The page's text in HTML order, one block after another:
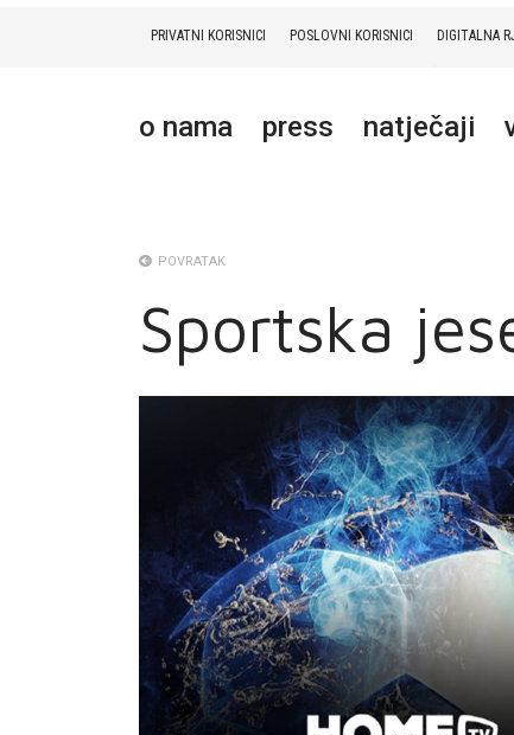
PRIVATNI KORISNICI POSLOVNI KORISNICI DIGITALNA
o nama press natječaji
TELEFONSKI IMENIK
POVRATAK
Sportska